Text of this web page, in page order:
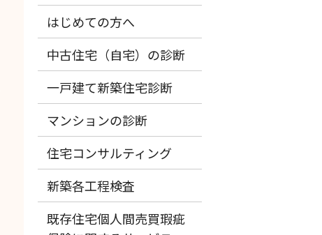
はじめての方へ
中古住宅（自宅）の診断
一戸建て新築住宅診断
マンションの診断
住宅コンサルティング
新築各工程検査
既存住宅個人間売買瑕疵